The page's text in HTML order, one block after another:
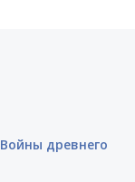
древнего